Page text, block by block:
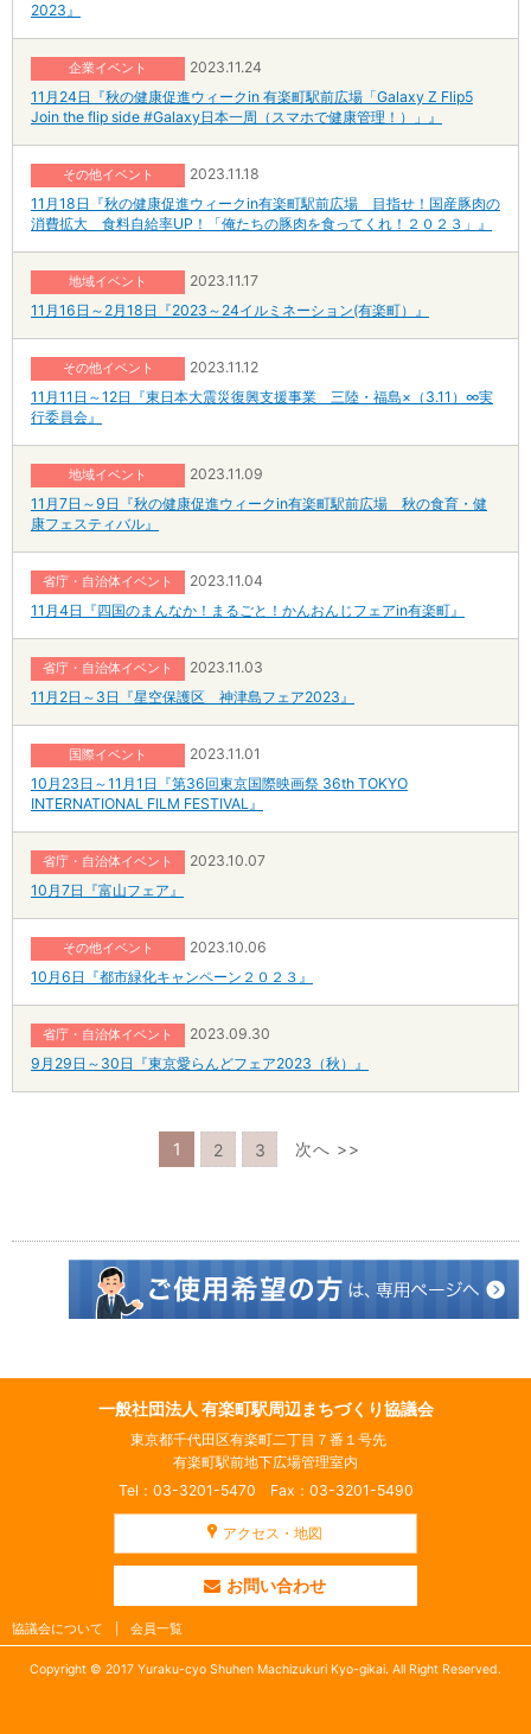
2023』
企業イベント
2023.11.24
11月24日『秋の健康促進ウィークin 有楽町駅前広場「Galaxy Z Flip5
Join the flip side #Galaxy日本一周（スマホで健康管理！）」』
その他イベント
2023.11.18
11月18日『秋の健康促進ウィークin有楽町駅前広場 目指せ！国産豚肉の
消費拡大 食料自給率UP！「俺たちの豚肉を食ってくれ！２０２３」』
地域イベント
2023.11.17
11月16日～2月18日『2023～24イルミネーション(有楽町）』
その他イベント
2023.11.12
11月11日～12日『東日本大震災復興支援事業 三陸・福島×（3.11）∞実
行委員会』
地域イベント
2023.11.09
11月7日～9日『秋の健康促進ウィークin有楽町駅前広場 秋の食育・健
康フェスティバル』
省庁・自治体イベント
2023.11.04
11月4日『四国のまんなか！まるごと！かんおんじフェアin有楽町』
省庁・自治体イベント
2023.11.03
11月2日～3日『星空保護区 神津島フェア2023』
国際イベント
2023.11.01
10月23日～11月1日『第36回東京国際映画祭 36th TOKYO
INTERNATIONAL FILM FESTIVAL』
省庁・自治体イベント
2023.10.07
10月7日『富山フェア』
その他イベント
2023.10.06
10月6日『都市緑化キャンペーン２０２３』
省庁・自治体イベント
2023.09.30
9月29日～30日『東京愛らんどフェア2023（秋）』
1 2 3 次へ >>
一般社団法人 有楽町駅周辺まちづくり協議会
東京都千代田区有楽町二丁目７番１号先
有楽町駅前地下広場管理室内
Tel：03-3201-5470 Fax：03-3201-5490
アクセス・地図
お問い合わせ
協議会について 会員一覧
Copyright © 2017 Yuraku-cyo Shuhen Machizukuri Kyo-gikai. All Right Reserved.